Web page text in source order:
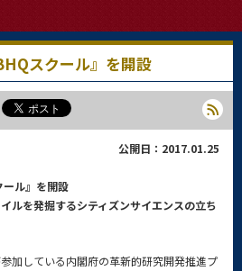
スクール』を開設
公開日：2017.01.25
ル』を開設
ルを発掘するシティズンサイエンスの立ち
加している内閣府の革新的研究開発推進プ